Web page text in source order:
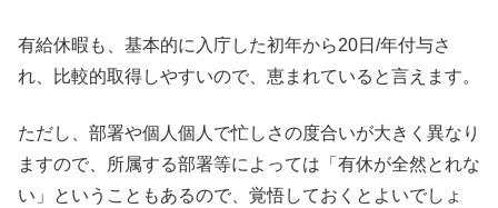
有給休暇も、基本的に入庁した初年から20日/年付与さ
れ、比較的取得しやすいので、恵まれていると言えます。
ただし、部署や個人個人で忙しさの度合いが大きく異なり
ますので、所属する部署等によっては「有休が全然とれな
い」ということもあるので、覚悟しておくとよいでしょ